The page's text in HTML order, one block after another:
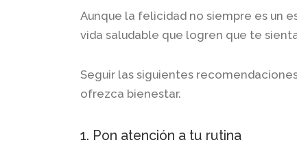
Aunque la felicidad no siempre es un
vida saludable que logren que te
Seguir las siguientes
ofrezca bienestar.
1. Pon atención a tu rutina